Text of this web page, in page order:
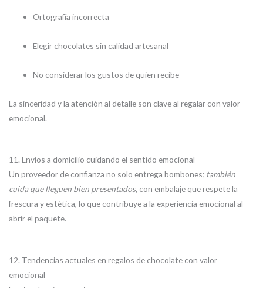
Ortografía incorrecta
Elegir chocolates sin calidad artesanal
No considerar los gustos de quien recibe
La sinceridad y la atención al detalle son clave al regalar con valor
emocional.
11. Envíos a domicilio cuidando el sentido emocional
Un proveedor de confianza no solo entrega bombones; también
cuida que lleguen bien presentados, con embalaje que respete la
frescura y estética, lo que contribuye a la experiencia emocional al
abrir el paquete.
12. Tendencias actuales en regalos de chocolate con valor
emocional